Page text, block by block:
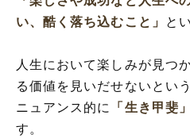
い、酷く落ち込むこと」
と
人生において楽しみが見つ
る価値を見いだせないとい
ニュアンス的に
「生き甲斐」
す。